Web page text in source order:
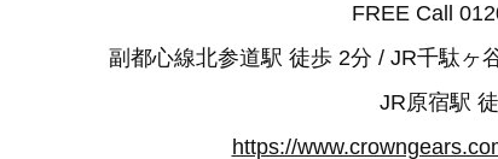
FREE Call
副都心線北参道駅 徒歩 2分 / JR千駄ヶ
JR原宿駅
https://